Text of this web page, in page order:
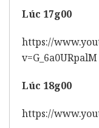
Lúc 17g00
https://
v=G_6a0URpalM
Lúc 18g00
https://